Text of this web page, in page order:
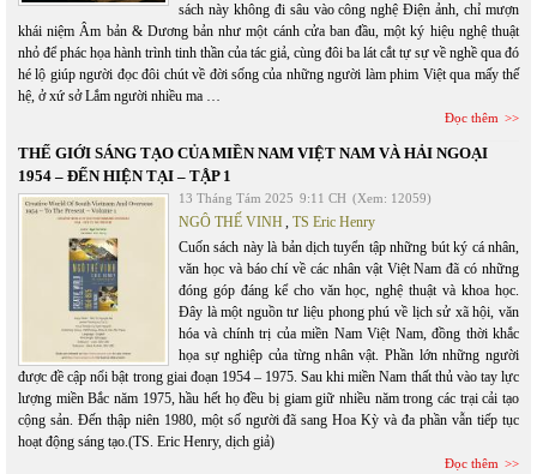
sách này không đi sâu vào công nghệ Điện ảnh, chỉ mượn
khái niệm Âm bản & Dương bản như một cánh cửa ban đầu, một ký hiệu nghệ thuật
nhỏ để phác họa hành trình tinh thần của tác giả, cùng đôi ba lát cắt tự sự về nghề qua đó
hé lộ giúp người đọc đôi chút về đời sống của những người làm phim Việt qua mấy thế
hệ, ở xứ sở Lắm người nhiều ma …
Đọc thêm
THẾ GIỚI SÁNG TẠO CỦA MIỀN NAM VIỆT NAM VÀ HẢI NGOẠI
1954 – ĐẾN HIỆN TẠI – TẬP 1
13 Tháng Tám 2025 9:11 CH (Xem: 12059)
NGÔ THẾ VINH, TS Eric Henry
Cuốn sách này là bản dịch tuyển tập những bút ký cá nhân,
văn học và báo chí về các nhân vật Việt Nam đã có những
đóng góp đáng kể cho văn học, nghệ thuật và khoa học.
Đây là một nguồn tư liệu phong phú về lịch sử xã hội, văn
hóa và chính trị của miền Nam Việt Nam, đồng thời khắc
họa sự nghiệp của từng nhân vật. Phần lớn những người
được đề cập nổi bật trong giai đoạn 1954 – 1975. Sau khi miền Nam thất thủ vào tay lực
lượng miền Bắc năm 1975, hầu hết họ đều bị giam giữ nhiều năm trong các trại cải tạo
cộng sản. Đến thập niên 1980, một số người đã sang Hoa Kỳ và đa phần vẫn tiếp tục
hoạt động sáng tạo.(TS. Eric Henry, dịch giả)
Đọc thêm